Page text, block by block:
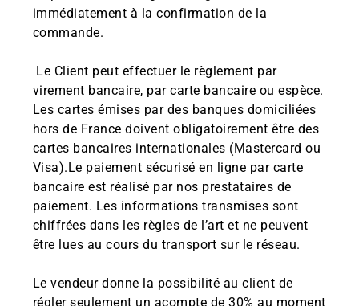
immédiatement à la confirmation de la
commande.
Le Client peut effectuer le règlement par
virement bancaire, par carte bancaire ou espèce.
Les cartes émises par des banques domiciliées
hors de France doivent obligatoirement être des
cartes bancaires internationales (Mastercard ou
Visa).Le paiement sécurisé en ligne par carte
bancaire est réalisé par nos prestataires de
paiement. Les informations transmises sont
chiffrées dans les règles de l’art et ne peuvent
être lues au cours du transport sur le réseau.
Le vendeur donne la possibilité au client de
régler seulement un acompte de 30% au moment